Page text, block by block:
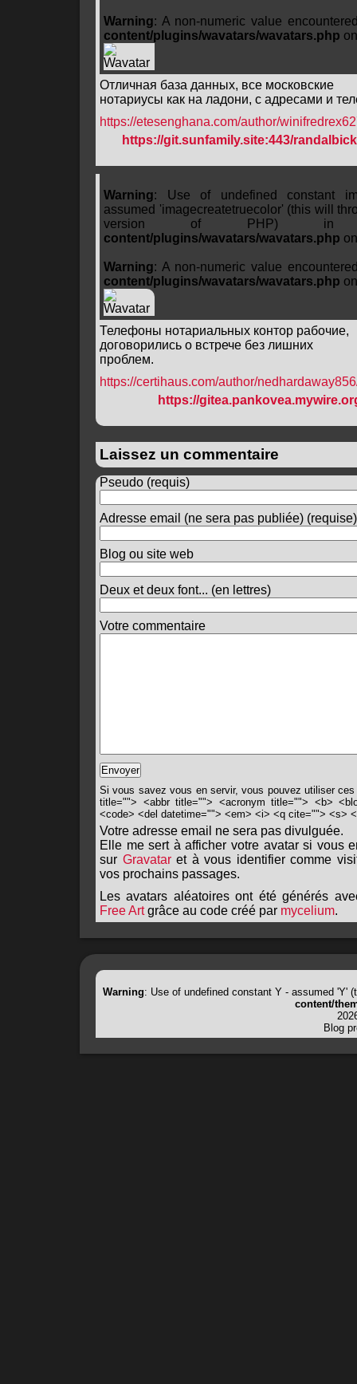
Warning: A non-numeric value
content/plugins/wavatars/wavatars.php
Отличная база данных, все московские
нотариусы как на ладони, с адресами и
https://etesenghana.com/author/
https://git.sunfamily.site:443/
Warning: Use of undefined constant
assumed 'imagecreatetruecolor' (this will
version of PHP)
content/plugins/wavatars/wavatars.php
Warning: A non-numeric value
content/plugins/wavatars/wavatars.php
Телефоны нотариальных контор рабочие,
договорились о встрече без лишних
проблем.
https://certihaus.com/author/
https://
Laissez un commentaire
Pseudo (requis)
Adresse email (ne sera pas publiée) (requise)
Blog ou site web
Deux et deux font... (en lettres)
Votre commentaire
Si vous savez vous en servir, vous pouvez utiliser
title=""> <abbr title=""> <acronym title=""> <b>
<code> <del datetime=""> <em> <i> <q cite=""> <s>
Votre adresse email ne sera pas divulguée.
Elle me sert à afficher votre avatar si vous
sur Gravataret à vous identifier comme
vos prochains passages.
Les avatars aléatoires ont été générés
Free Artgrâce au code créé par mycelium.
Warning: Use of undefined constant Y - assumed 'Y'
content/
Blog